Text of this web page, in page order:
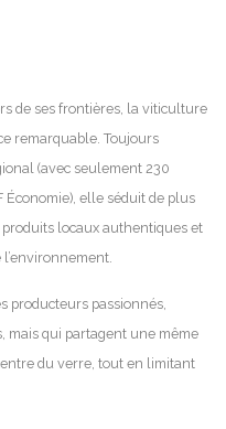
de ses frontières, la viticulture
remarquable. Toujours
(avec seulement 230
Économie), elle séduit de plus
locaux authentiques et
producteurs passionnés,
mais qui partagent une même
du verre, tout en limitant